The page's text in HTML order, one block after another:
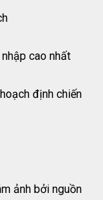
cao nhất
định chiến
ảnh bởi nguồn